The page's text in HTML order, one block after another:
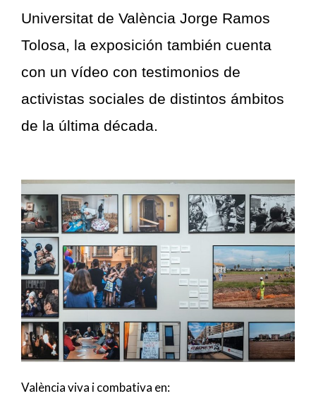
Universitat de València Jorge Ramos
Tolosa, la exposición también cuenta
con un vídeo con testimonios de
activistas sociales de distintos ámbitos
de la última década.
València viva i combativa en: